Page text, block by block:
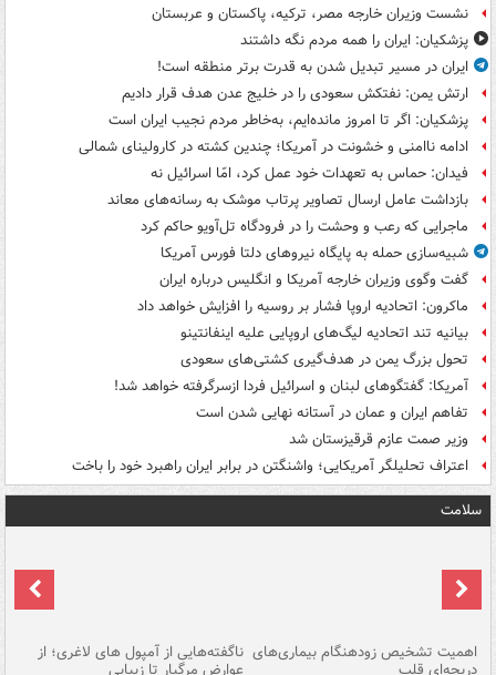
نشست وزیران خارجه مصر، ترکیه، پاکستان و عربستان
پزشکیان: ایران را همه مردم نگه داشتند
ایران در مسیر تبدیل شدن به قدرت برتر منطقه است!
ارتش یمن: نفتکش سعودی را در خلیج عدن هدف قرار دادیم
پزشکیان: اگر تا امروز مانده‌ایم، به‌خاطر مردم نجیب ایران است
ادامه ناامنی و خشونت در آمریکا؛ چندین کشته در کارولینای شمالی
فیدان: حماس به تعهدات خود عمل کرد، امّا اسرائیل نه
بازداشت عامل ارسال تصاویر پرتاب موشک به رسانه‌های معاند
ماجرایی که رعب و وحشت را در فرودگاه تل‌آویو حاکم کرد
شبیه‌سازی حمله به پایگاه نیروهای دلتا فورس آمریکا
گفت وگوی وزیران خارجه آمریکا و انگلیس درباره ایران
ماکرون: اتحادیه اروپا فشار بر روسیه را افزایش خواهد داد
بیانیه تند اتحادیه لیگ‌های اروپایی علیه اینفانتینو
تحول بزرگ یمن در هدف‌گیری کشتی‌های سعودی
آمریکا: گفتگوهای لبنان و اسرائیل فردا ازسرگرفته خواهد شد!
تفاهم ایران و عمان در آستانه نهایی شدن است
وزیر صمت عازم قرقیزستان شد
اعتراف تحلیلگر آمریکایی؛ واشنگتن در برابر ایران راهبرد خود را باخت
سلامت
اهمیت تشخیص زودهنگام بیماری‌های
دریچه‌ای قلب
ناگفته‌هایی از آمپول های لاغری؛ از
عوارض مرگبار تا زیبایی